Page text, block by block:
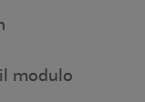
modulo